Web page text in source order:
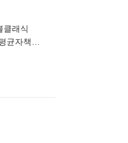
클래식
균자책